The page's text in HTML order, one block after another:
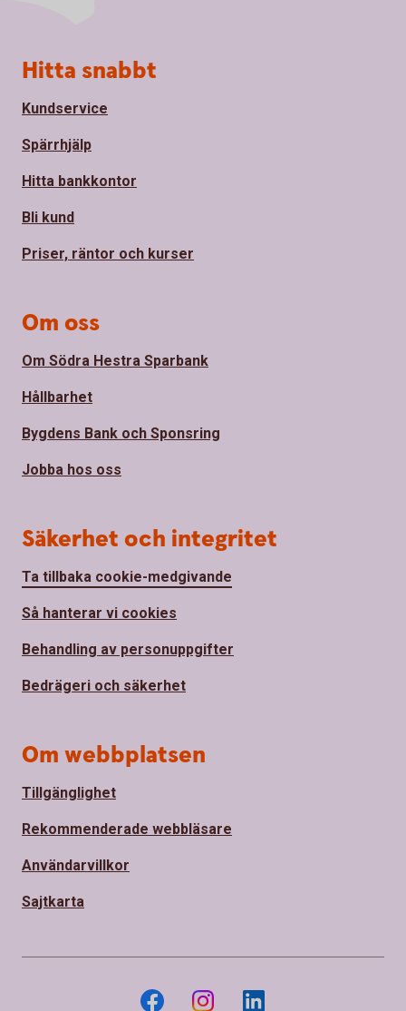
Sidfot
Hitta snabbt
Kundservice
Spärrhjälp
Hitta bankkontor
Bli kund
Priser, räntor och kurser
Om oss
Om Södra Hestra Sparbank
Hållbarhet
Bygdens Bank och Sponsring
Jobba hos oss
Säkerhet och integritet
Ta tillbaka cookie-medgivande
Så hanterar vi cookies
Behandling av personuppgifter
Bedrägeri och säkerhet
Om webbplatsen
Tillgänglighet
Rekommenderade webbläsare
Användarvillkor
Sajtkarta